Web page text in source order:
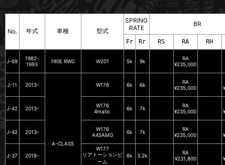
No. 年式 車種 型式
SPRING
RATE
BR
Fr Rr RS RA RH
J-69
1982-
1993
190E RWD W201 5k 9k
RA
¥235,000
J-11 2013-
A-CLASS
W176 6k 6k
RA
¥235,000
J-42 2013-
W176
4matic
6k 7k
RA
¥235,000
J-42 2013-
W176
A45AMG
6k 7k
RA
¥235,000
J-37 2018-
W177
リアトーションビ
ーム
6k 3.2k
RA
¥231,800